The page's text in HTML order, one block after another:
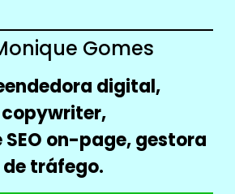
Gomes
digital,
copywriter,
on-page, gestora
de tráfego.